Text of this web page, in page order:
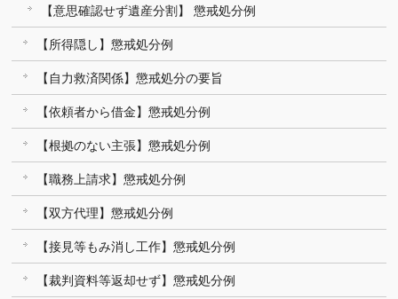
【意思確認せず遺産分割】 懲戒処分例
【所得隠し】懲戒処分例
【自力救済関係】懲戒処分の要旨
【依頼者から借金】懲戒処分例
【根拠のない主張】懲戒処分例
【職務上請求】懲戒処分例
【双方代理】懲戒処分例
【接見等もみ消し工作】懲戒処分例
【裁判資料等返却せず】懲戒処分例